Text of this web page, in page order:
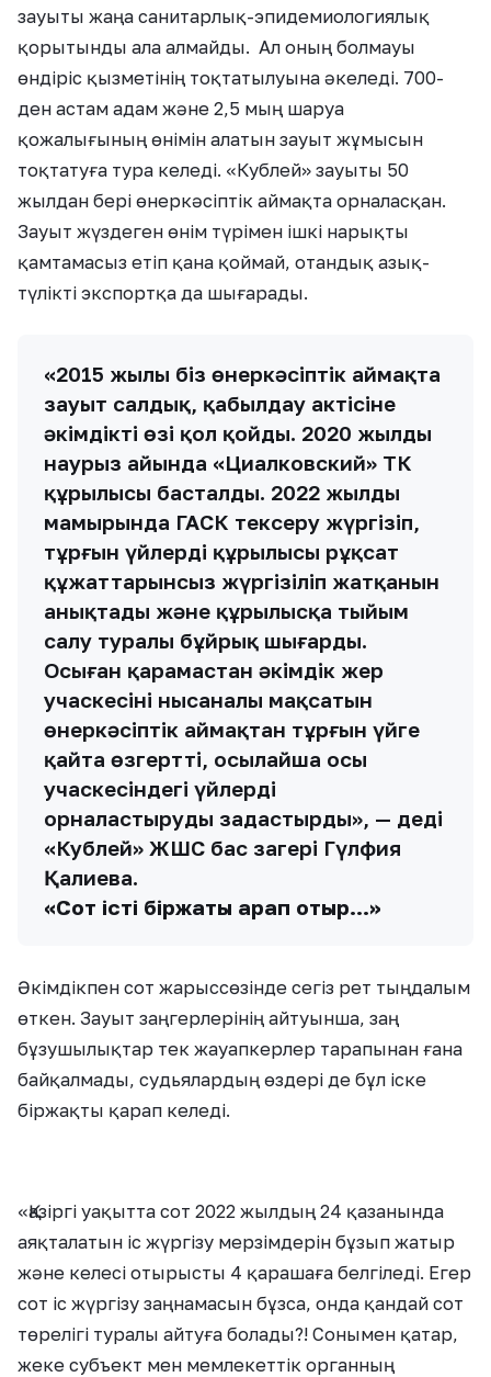
зауыты жаңа санитарлық-эпидемиологиялық
қорытынды ала алмайды. Ал оның болмауы
өндіріс қызметінің тоқтатылуына әкеледі. 700-
ден астам адам және 2,5 мың шаруа
қожалығының өнімін алатын зауыт жұмысын
тоқтатуға тура келеді. «Кублей» зауыты 50
жылдан бері өнеркәсіптік аймақта орналасқан.
Зауыт жүздеген өнім түрімен ішкі нарықты
қамтамасыз етіп қана қоймай, отандық азық-
түлікті экспортқа да шығарады.
«2015 жылы біз өнеркәсіптік аймақта
зауыт салдық, қабылдау актісіне
әкімдіктің өзі қол қойды. 2020 жылдың
наурыз айында «Циалковский» ТК
құрылысы басталды. 2022 жылдың
мамырында ГАСК тексеру жүргізіп,
тұрғын үйлердің құрылысы рұқсат
құжаттарынсыз жүргізіліп жатқанын
анықтады және құрылысқа тыйым
салу туралы бұйрық шығарды.
Осыған қарамастан әкімдік жер
учаскесінің нысаналы мақсатын
өнеркәсіптік аймақтан тұрғын үйге
қайта өзгертті, осылайша осы
учаскесіндегі үйлерді
орналастыруды заңдастырды», — деді
«Кублей» ЖШС бас заңгері Гүлфия
Қалиева.
«Сот істі біржақты қарап отыр…»
Әкімдікпен сот жарыссөзінде сегіз рет тыңдалым
өткен. Зауыт заңгерлерінің айтуынша, заң
бұзушылықтар тек жауапкерлер тарапынан ғана
байқалмады, судьялардың өздері де бұл іске
біржақты қарап келеді.
«Қазіргі уақытта сот 2022 жылдың 24 қазанында
аяқталатын іс жүргізу мерзімдерін бұзып жатыр
және келесі отырысты 4 қарашаға белгіледі. Егер
сот іс жүргізу заңнамасын бұзса, онда қандай сот
төрелігі туралы айтуға болады?! Сонымен қатар,
жеке субъект мен мемлекеттік органның